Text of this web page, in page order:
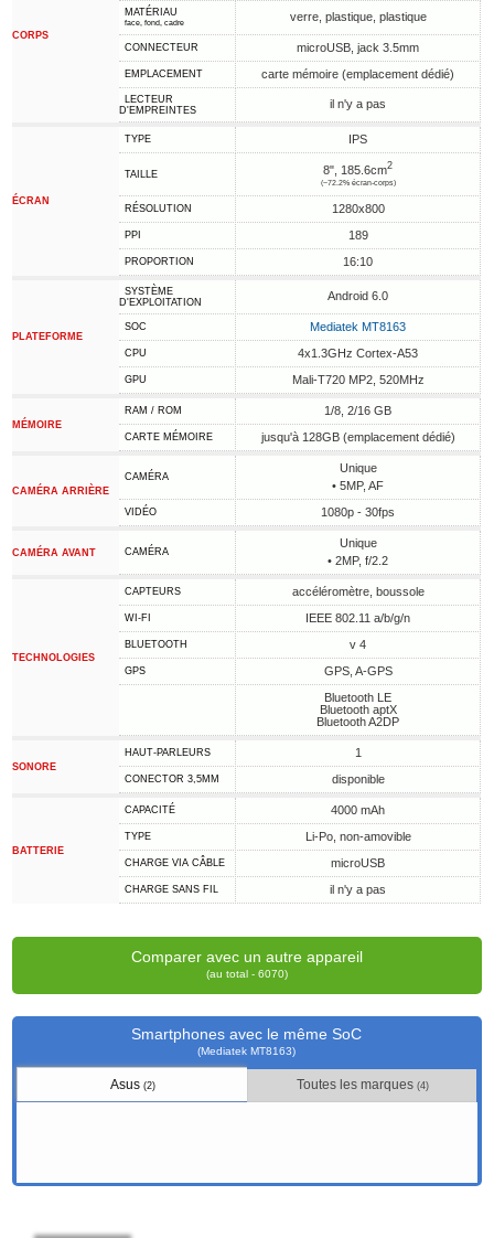
CORPS
MATÉRIAU
face, fond, cadre verre, plastique, plastique
CONNECTEUR microUSB, jack 3.5mm
EMPLACEMENT carte mémoire (emplacement dédié)
LECTEUR
D'EMPREINTES
il n'y a pas
ÉCRAN
TYPE IPS
TAILLE 8", 185.6cm2
(~72.2% écran-corps)
RÉSOLUTION 1280x800
PPI 189
PROPORTION 16:10
PLATEFORME
SYSTÈME
D'EXPLOITATION
Android 6.0
SOC Mediatek MT8163
CPU 4x1.3GHz Cortex-A53
GPU Mali-T720 MP2, 520MHz
MÉMOIRE
RAM / ROM 1/8, 2/16 GB
CARTE MÉMOIRE jusqu'à 128GB (emplacement dédié)
CAMÉRA ARRIÈRE
CAMÉRA
Unique
• 5MP, AF
VIDÉO 1080p - 30fps
CAMÉRA AVANT CAMÉRA
Unique
• 2MP, f/2.2
TECHNOLOGIES
CAPTEURS accéléromètre, boussole
WI-FI IEEE 802.11 a/b/g/n
BLUETOOTH v 4
GPS
GPS, A-GPS
Bluetooth LE
Bluetooth aptX
Bluetooth A2DP
SONORE
HAUT-PARLEURS 1
CONECTOR 3,5MM disponible
BATTERIE
CAPACITÉ 4000 mAh
TYPE Li-Po, non-amovible
CHARGE VIA CÂBLE microUSB
CHARGE SANS FIL il n'y a pas
Comparer avec un autre appareil
(au total - 6070)
Smartphones avec le même SoC
(Mediatek MT8163)
Asus (2) Toutes les marques (4)